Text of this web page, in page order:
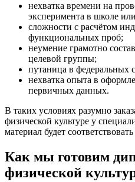
нехватка времени на
эксперимента в школе
сложности с расчётом
функциональных проб;
неумение грамотно
целевой группы;
путаница в федеральных
нехватка опыта в
первичных данных.
В таких условиях разумно
физической культуре у
материал будет
Как мы готовим
физической